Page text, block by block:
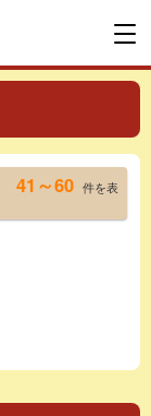
41～60 件を表